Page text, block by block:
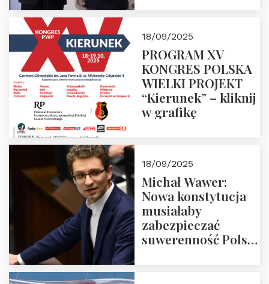
18/09/2025
PROGRAM XV
KONGRES POLSKA
WIELKI PROJEKT
“Kierunek” – kliknij
w grafikę
18/09/2025
Michał Wawer:
Nowa konstytucja
musiałaby
zabezpieczać
suwerenność Polski